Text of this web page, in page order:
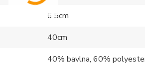
6.5cm
40cm
40% bavlna, 60%